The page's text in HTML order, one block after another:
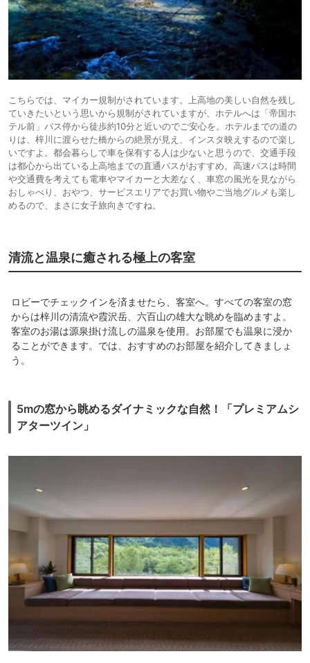
こちらでは、マイカー規制がされています。上高地の美しい自然を残し
ていきたいという思いから規制がされていますが、ホテルへは「帝国ホ
テル前」バス停から徒歩約10分と近いのでご安心を。ホテルまでの道の
りは、梓川に渡らせた橋からの絶景が見え、インスタ映えするので楽し
いですよ。都会暮らしで車を保有する人は少ないと思うので、交通手段
は都心から出ている上高地までの直通バスがおすすめ。高速バスは時間
や交通費を考えても電車やマイカーと大差なく、車窓の風光を見ながら
おしゃべり、おやつ、サービスエリアでお買い物やご当地グルメも楽し
めるので、まさに女子旅向きですね。
清流と温泉に癒される極上の客室
ロビーでチェックインを済ませたら、客室へ。すべての客室の窓
からは梓川の清流や霞沢岳、六百山の雄大な眺めを臨めますよ。
客室のお湯は源泉掛け流しの温泉を使用。お部屋でも温泉に浸か
ることができます。では、おすすめのお部屋を紹介してきましょ
う。
5mの窓から眺めるダイナミックな自然！「プレミアムシ
アターツイン」